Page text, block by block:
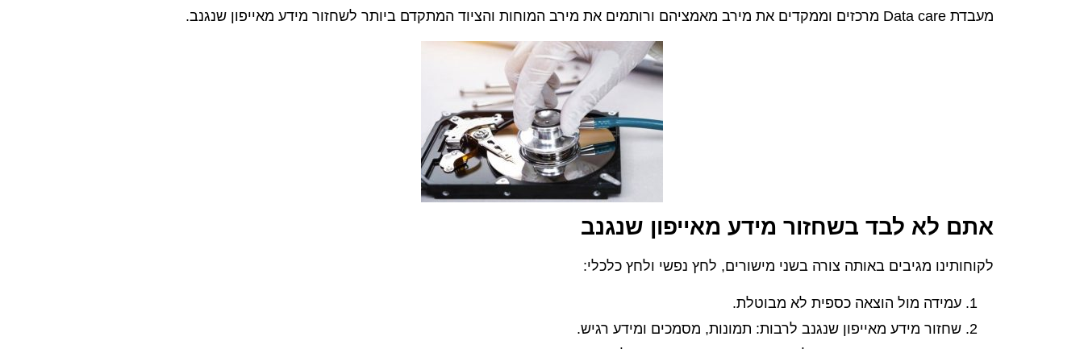
מעבדת Data care מרכזים וממקדים את מירב מאמציהם ורותמים את מירב המוחות והציוד המתקדם ביותר לשחזור מידע מאייפון שנגנב.
אתם לא לבד בשחזור מידע מאייפון שנגנב
לקוחותינו מגיבים באותה צורה בשני מישורים, לחץ נפשי ולחץ כלכלי:
עמידה מול הוצאה כספית לא מבוטלת.
שחזור מידע מאייפון שנגנב לרבות: תמונות, מסמכים ומידע רגיש.